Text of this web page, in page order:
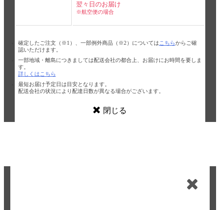
翌々日のお届け
※航空便の場合
確定したご注文（※1）、一部例外商品（※2）については こちらからご確
認いただけます。
一部地域・離島につきましては配送会社の都合上、お届けにお時間を要しま
す。
詳しくはこちら
最短お届け予定日は目安となります。
配送会社の状況により配達日数が異なる場合がございます。
閉じる